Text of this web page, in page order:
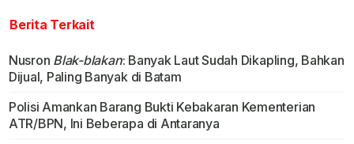
Berita Terkait
Nusron Blak-blakan: Banyak Laut Sudah Dikapling, Bahkan
Dijual, Paling Banyak di Batam
Polisi Amankan Barang Bukti Kebakaran Kementerian
ATR/BPN, Ini Beberapa di Antaranya